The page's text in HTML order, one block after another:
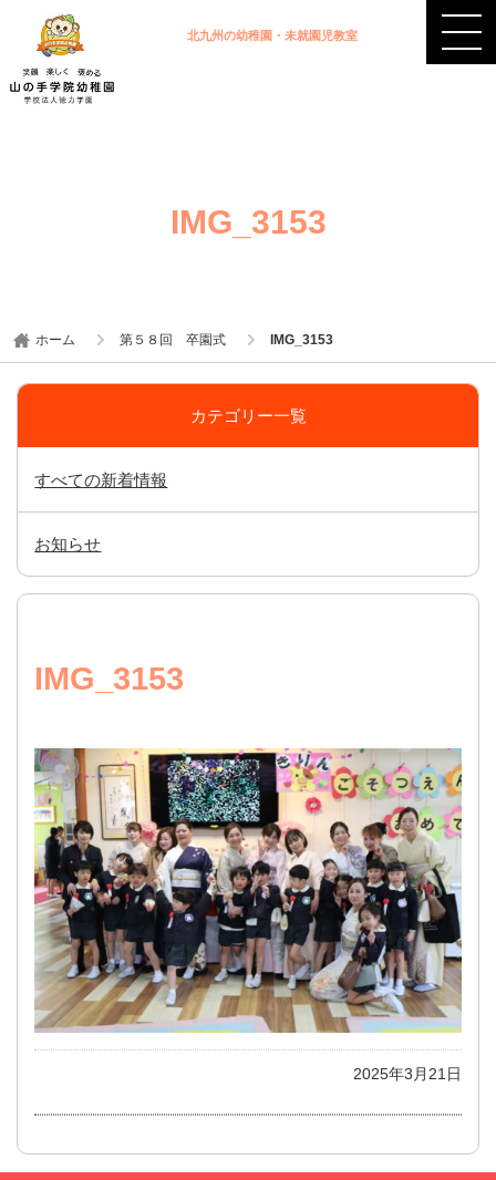
北九州の幼稚園・未就園児教室
IMG_3153
ホーム 第５８回 卒園式 IMG_3153
カテゴリー一覧
すべての新着情報
お知らせ
IMG_3153
2025年3月21日